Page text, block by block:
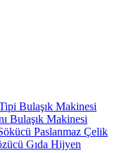
Bulaşık Makinesi
Bulaşık Makinesi
Paslanmaz Çelik
Gıda Hijyen